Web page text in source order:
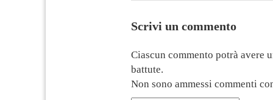
Scrivi un commento
Ciascun commento potrà avere
battute.
Non sono ammessi commenti